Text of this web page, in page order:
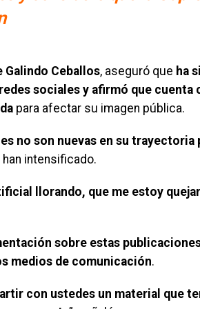
Galindo Ceballos, aseguró que ha
sociales y afirmó que cuenta
para afectar su imagen pública.
no son nuevas en su
intensificado.
llorando, que me estoy
sobre estas
medios de comunicación.
con ustedes un material que